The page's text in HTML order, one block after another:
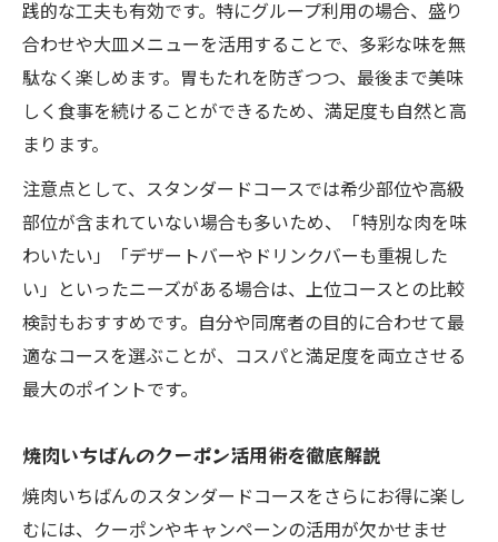
践的な工夫も有効です。特にグループ利用の場合、盛り
合わせや大皿メニューを活用することで、多彩な味を無
駄なく楽しめます。胃もたれを防ぎつつ、最後まで美味
しく食事を続けることができるため、満足度も自然と高
まります。
注意点として、スタンダードコースでは希少部位や高級
部位が含まれていない場合も多いため、「特別な肉を味
わいたい」「デザートバーやドリンクバーも重視した
い」といったニーズがある場合は、上位コースとの比較
検討もおすすめです。自分や同席者の目的に合わせて最
適なコースを選ぶことが、コスパと満足度を両立させる
最大のポイントです。
焼肉いちばんのクーポン活用術を徹底解説
焼肉いちばんのスタンダードコースをさらにお得に楽し
むには、クーポンやキャンペーンの活用が欠かせませ